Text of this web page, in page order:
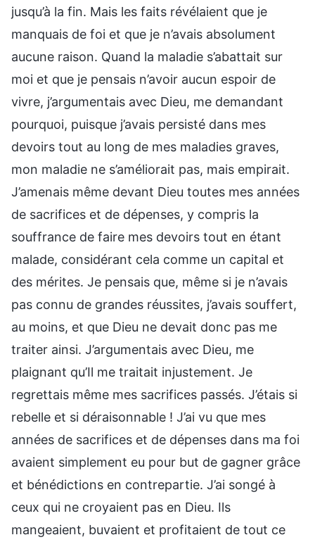
jusqu’à la fin. Mais les faits révélaient que je
manquais de foi et que je n’avais absolument
aucune raison. Quand la maladie s’abattait sur
moi et que je pensais n’avoir aucun espoir de
vivre, j’argumentais avec Dieu, me demandant
pourquoi, puisque j’avais persisté dans mes
devoirs tout au long de mes maladies graves,
mon maladie ne s’améliorait pas, mais empirait.
J’amenais même devant Dieu toutes mes années
de sacrifices et de dépenses, y compris la
souffrance de faire mes devoirs tout en étant
malade, considérant cela comme un capital et
des mérites. Je pensais que, même si je n’avais
pas connu de grandes réussites, j’avais souffert,
au moins, et que Dieu ne devait donc pas me
traiter ainsi. J’argumentais avec Dieu, me
plaignant qu’Il me traitait injustement. Je
regrettais même mes sacrifices passés. J’étais si
rebelle et si déraisonnable ! J’ai vu que mes
années de sacrifices et de dépenses dans ma foi
avaient simplement eu pour but de gagner grâce
et bénédictions en contrepartie. J’ai songé à
ceux qui ne croyaient pas en Dieu. Ils
mangeaient, buvaient et profitaient de tout ce